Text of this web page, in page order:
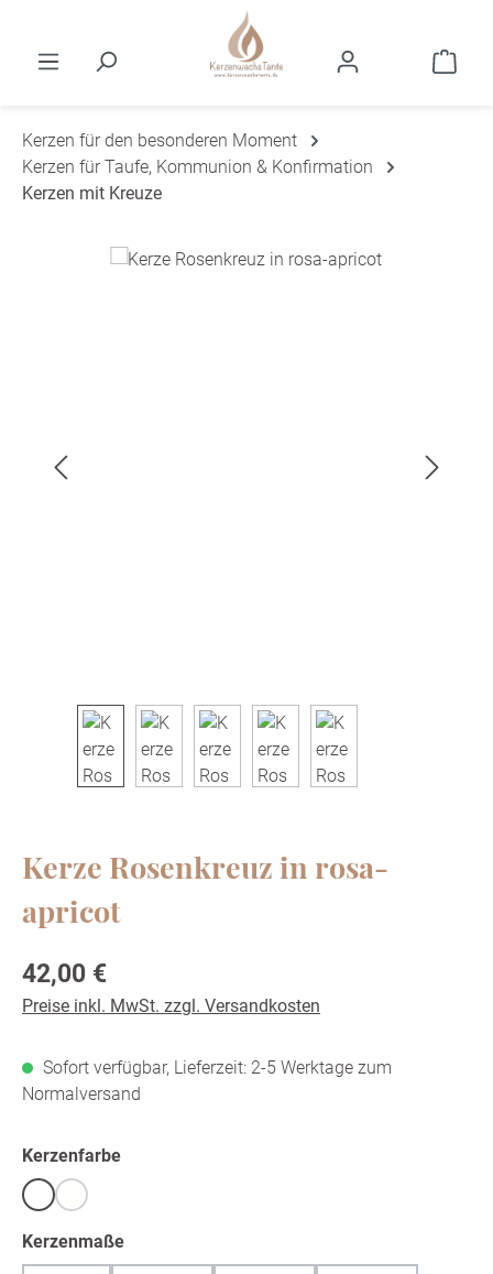
Kerzen für den besonderen Moment
Kerzen für Taufe, Kommunion & Konfirmation
Kerzen mit Kreuze
Bildergalerie überspringen
Kerze Rosenkreuz in rosa-
apricot
Regulärer Preis:
42,00 €
Preise inkl. MwSt. zzgl. Versandkosten
Sofort verfügbar, Lieferzeit: 2-5 Werktage zum
Normalversand
Kerzenfarbeauswählen
Weißwarmweiß /ivory
(Diese Option ist zurzeit nicht verfügbar.)
Kerzenmaßeauswählen